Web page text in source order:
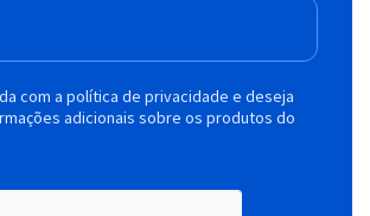
com a política de privacidade e deseja
adicionais sobre os produtos do